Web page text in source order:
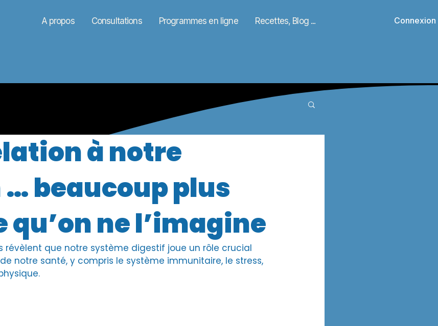
A propos Consultations Programmes en ligne Recettes, Blog ... Connexion
à notre
beaucoup plus
qu’on ne l’imagine
révèlent que notre système digestif joue un rôle crucial
notre santé, y compris le système immunitaire, le stress,